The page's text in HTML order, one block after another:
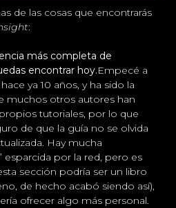
de las cosas que encontrarás
:
más completa de
encontrar hoy.Empecé a
ya 10 años, y ha sido la
muchos otros autores han
tutoriales, por lo que
de que la guía no se olvida
Hay mucha
esparcida por la red, pero es
sección podría ser un libro
de hecho acabó siendo así),
ofrecer algo más personal.